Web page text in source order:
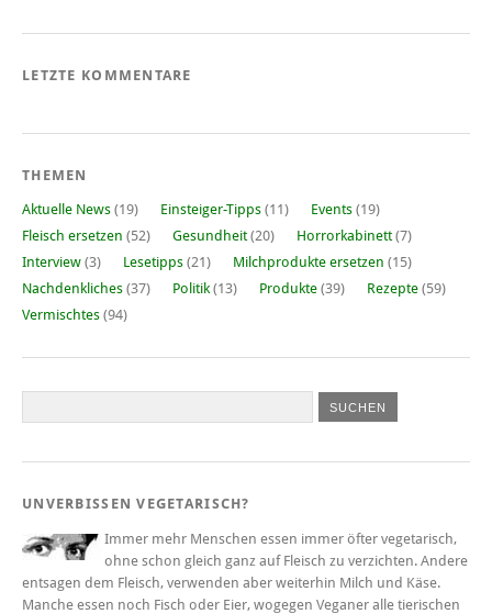
LETZTE KOMMENTARE
THEMEN
Aktuelle News (19) Einsteiger-Tipps (11) Events (19)
Fleisch ersetzen (52) Gesundheit (20) Horrorkabinett (7)
Interview (3) Lesetipps (21) Milchprodukte ersetzen (15)
Nachdenkliches (37) Politik (13) Produkte (39) Rezepte (59)
Vermischtes (94)
UNVERBISSEN VEGETARISCH?
Immer mehr Menschen essen immer öfter vegetarisch,
ohne schon gleich ganz auf Fleisch zu verzichten. Andere
entsagen dem Fleisch, verwenden aber weiterhin Milch und Käse.
Manche essen noch Fisch oder Eier, wogegen Veganer alle tierischen